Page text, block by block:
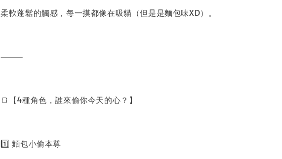
柔軟蓬鬆的觸感，每一摸都像在吸貓（但是是麵包味XD）。
⸻
🍞【4種角色，誰來偷你今天的心？】
1️⃣ 麵包小偷本尊